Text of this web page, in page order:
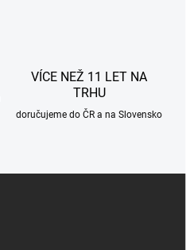
VÍCE NEŽ 11 LET NA
TRHU
doručujeme do ČR a na Slovensko